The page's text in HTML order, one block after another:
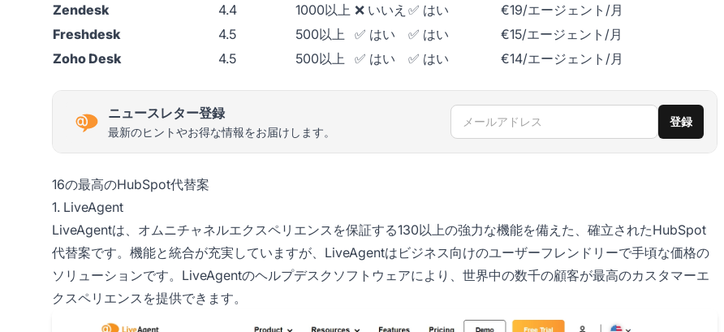
Zendesk
4.4 1000以上 ❌ いいえ ✅ はい
€19/エージェント/月
Freshdesk
4.5 500以上 ✅ はい ✅ はい
€15/エージェント/月
Zoho Desk
4.5 500以上 ✅ はい ✅ はい €14/エージェント/月
ニュースレター登録
最新のヒントやお得な情報をお届けします。
メールアドレス 登録
16の最高のHubSpot代替案
1. LiveAgent
LiveAgentは、オムニチャネルエクスペリエンスを保証する130以上の強力な機能を備えた、確立されたHubSpot
代替案です。機能と統合が充実していますが、LiveAgentはビジネス向けのユーザーフレンドリーで手頃な価格の
ソリューションです。LiveAgentのヘルプデスクソフトウェアにより、世界中の数千の顧客が最高のカスタマーエ
クスペリエンスを提供できます。